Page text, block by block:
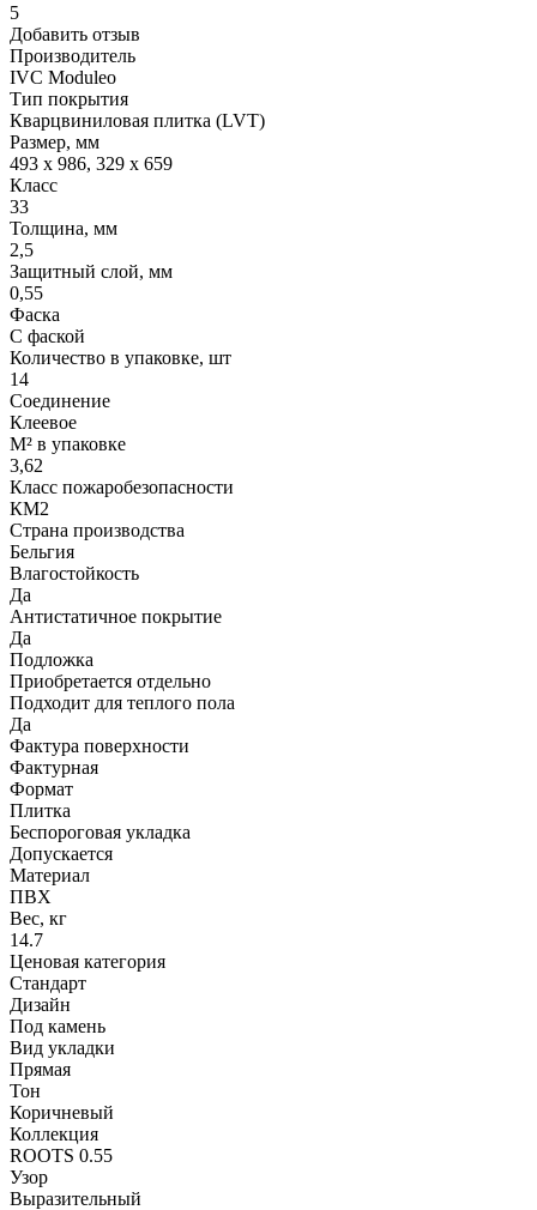
5
Добавить отзыв
Производитель
IVС Moduleo
Тип покрытия
Кварцвиниловая плитка (LVT)
Размер, мм
493 x 986, 329 x 659
Класс
33
Толщина, мм
2,5
Защитный слой, мм
0,55
Фаска
С фаской
Количество в упаковке, шт
14
Соединение
Клеевое
М² в упаковке
3,62
Класс пожаробезопасности
КМ2
Страна производства
Бельгия
Влагостойкость
Да
Антистатичное покрытие
Да
Подложка
Приобретается отдельно
Подходит для теплого пола
Да
Фактура поверхности
Фактурная
Формат
Плитка
Беспороговая укладка
Допускается
Материал
ПВХ
Вес, кг
14.7
Ценовая категория
Стандарт
Дизайн
Под камень
Вид укладки
Прямая
Тон
Коричневый
Коллекция
ROOTS 0.55
Узор
Выразительный